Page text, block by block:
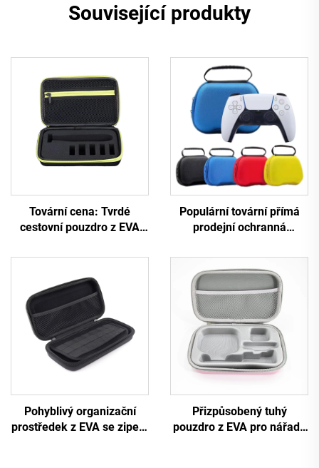
Související produkty
Tovární cena: Tvrdé
cestovní pouzdro z EVA
strojku nebo břitvy,
uzavíratelné skladovací
pouzdro s popruhem a
rukojetí a vloženou
pěnovou výplní
Populární tovární přímá
prodejní ochranná
pro ovladač PS5
Pohyblivý organizační
prostředek z EVA se zipem
Přizpůsobený tuhý
pouzdro z EVA pro nářadí,